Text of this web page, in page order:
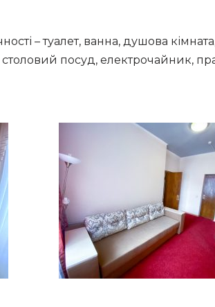
– туалет, ванна, душова
столовий посуд, електрочайник,